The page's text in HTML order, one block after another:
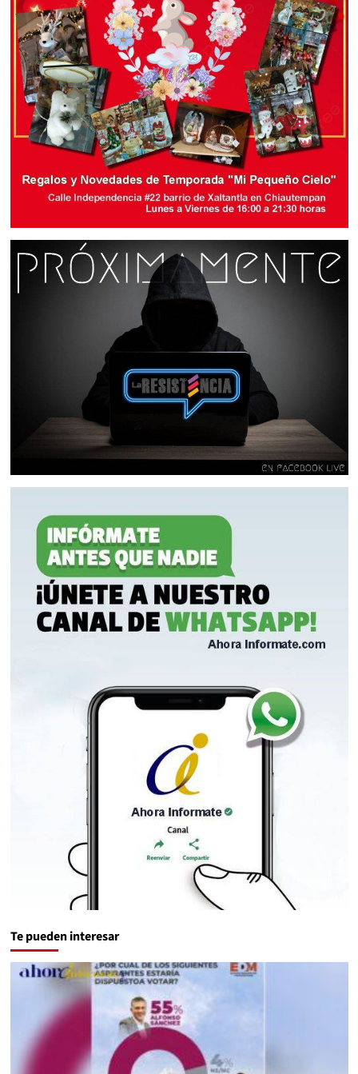
Te pueden interesar